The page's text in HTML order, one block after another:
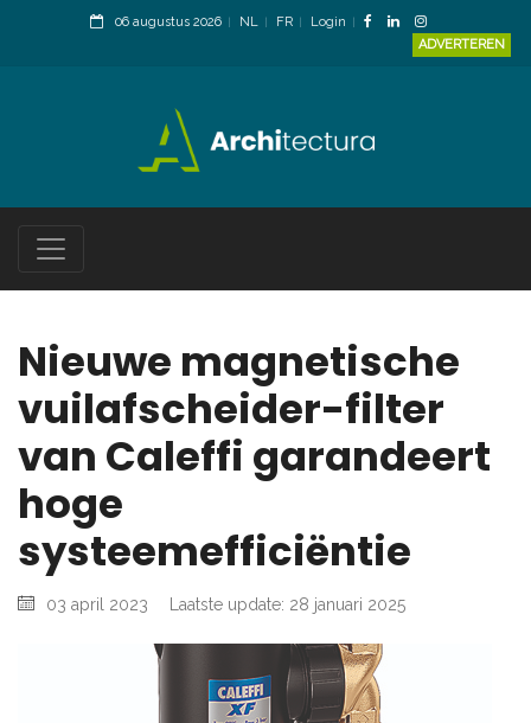
06 augustus 2026 NL FR
Login
ADVERTEREN
Nieuwe magnetische
vuilafscheider-filter
van Caleffi garandeert
hoge
systeemefficiëntie
03 april 2023 Laatste update: 28 januari 2025